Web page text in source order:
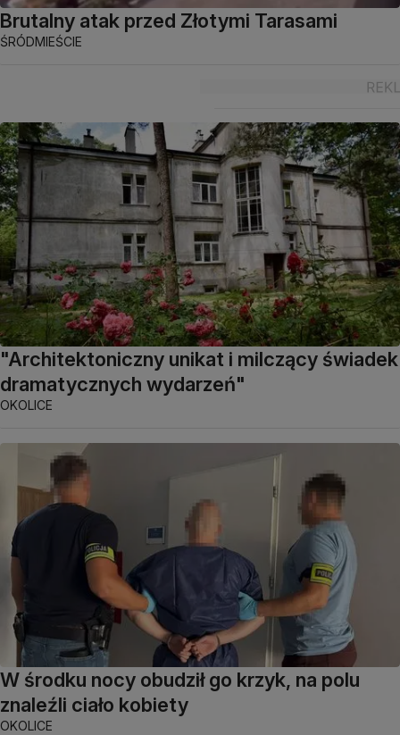
Brutalny atak przed Złotymi Tarasami
ŚRÓDMIEŚCIE
"Architektoniczny unikat i milczący świadek
dramatycznych wydarzeń"
OKOLICE
W środku nocy obudził go krzyk, na polu
znaleźli ciało kobiety
OKOLICE